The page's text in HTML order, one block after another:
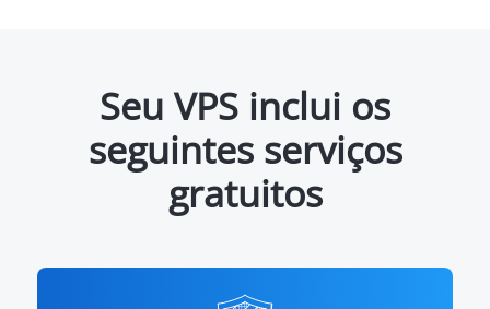
Seu VPS inclui os
seguintes serviços
gratuitos